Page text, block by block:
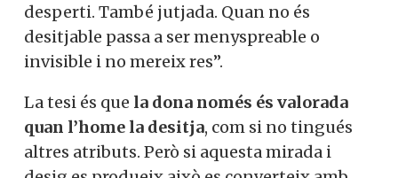
desperti. També jutjada. Quan no és
desitjable passa a ser menyspreable o
invisible i no mereix res”.
La tesi és que la dona només és valorada
quan l’home la desitja, com si no tingués
altres atributs. Però si aquesta mirada i